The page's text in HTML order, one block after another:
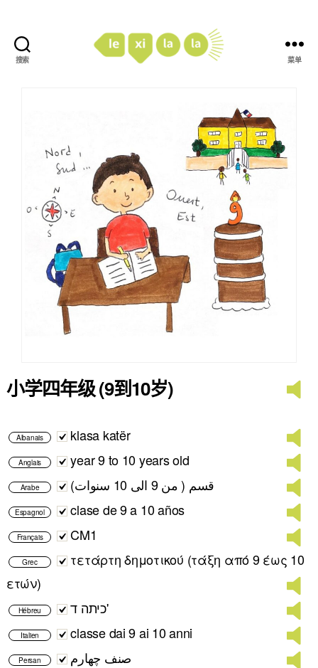
搜索 菜单
小学四年级 (9到10岁)
Albanais klasa katër
Anglais year 9 to 10 years old
Arabe قسم ( من 9 الى 10 سنوات)
Espagnol clase de 9 a 10 años
Français CM1
Grec
τετάρτη δημοτικού (τάξη από 9 έως 10
ετών)
Hébreu כיתה ד'
Italien classe dai 9 ai 10 anni
Persan صنف چهارم